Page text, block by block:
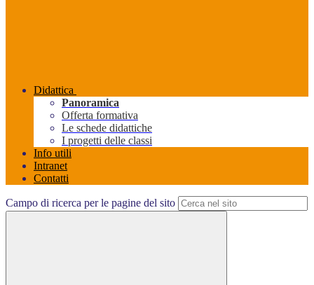
Didattica
Panoramica
Offerta formativa
Le schede didattiche
I progetti delle classi
Info utili
Intranet
Contatti
Campo di ricerca per le pagine del sito